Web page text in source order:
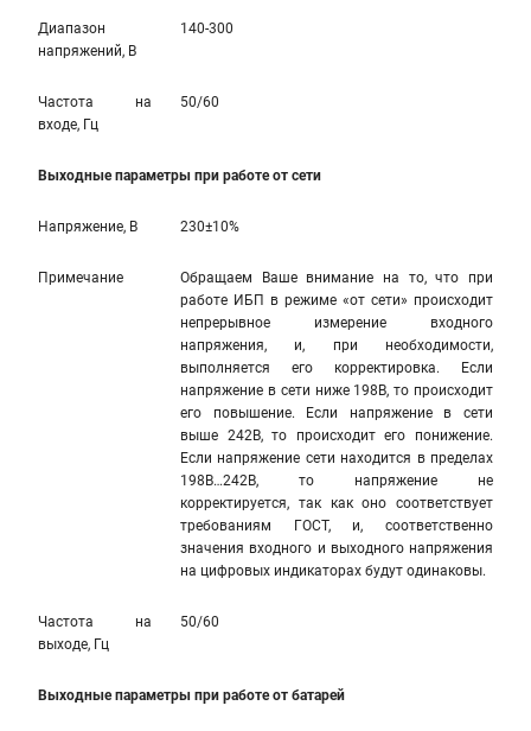
Диапазон
напряжений, В
140-300
Частота на
входе, Гц
50/60
Выходные параметры при работе от сети
Напряжение, В 230±10%
Примечание
Обращаем Ваше внимание на то, что при
работе ИБП в режиме «от сети» происходит
непрерывное измерение входного
напряжения, и, при необходимости,
выполняется его корректировка. Если
напряжение в сети ниже 198В, то происходит
его повышение. Если напряжение в сети
выше 242В, то происходит его понижение.
Если напряжение сети находится в пределах
198В…242В, то напряжение не
корректируется, так как оно соответствует
требованиям ГОСТ, и, соответственно
значения входного и выходного напряжения
на цифровых индикаторах будут одинаковы.
Частота на
выходе, Гц
50/60
Выходные параметры при работе от батарей